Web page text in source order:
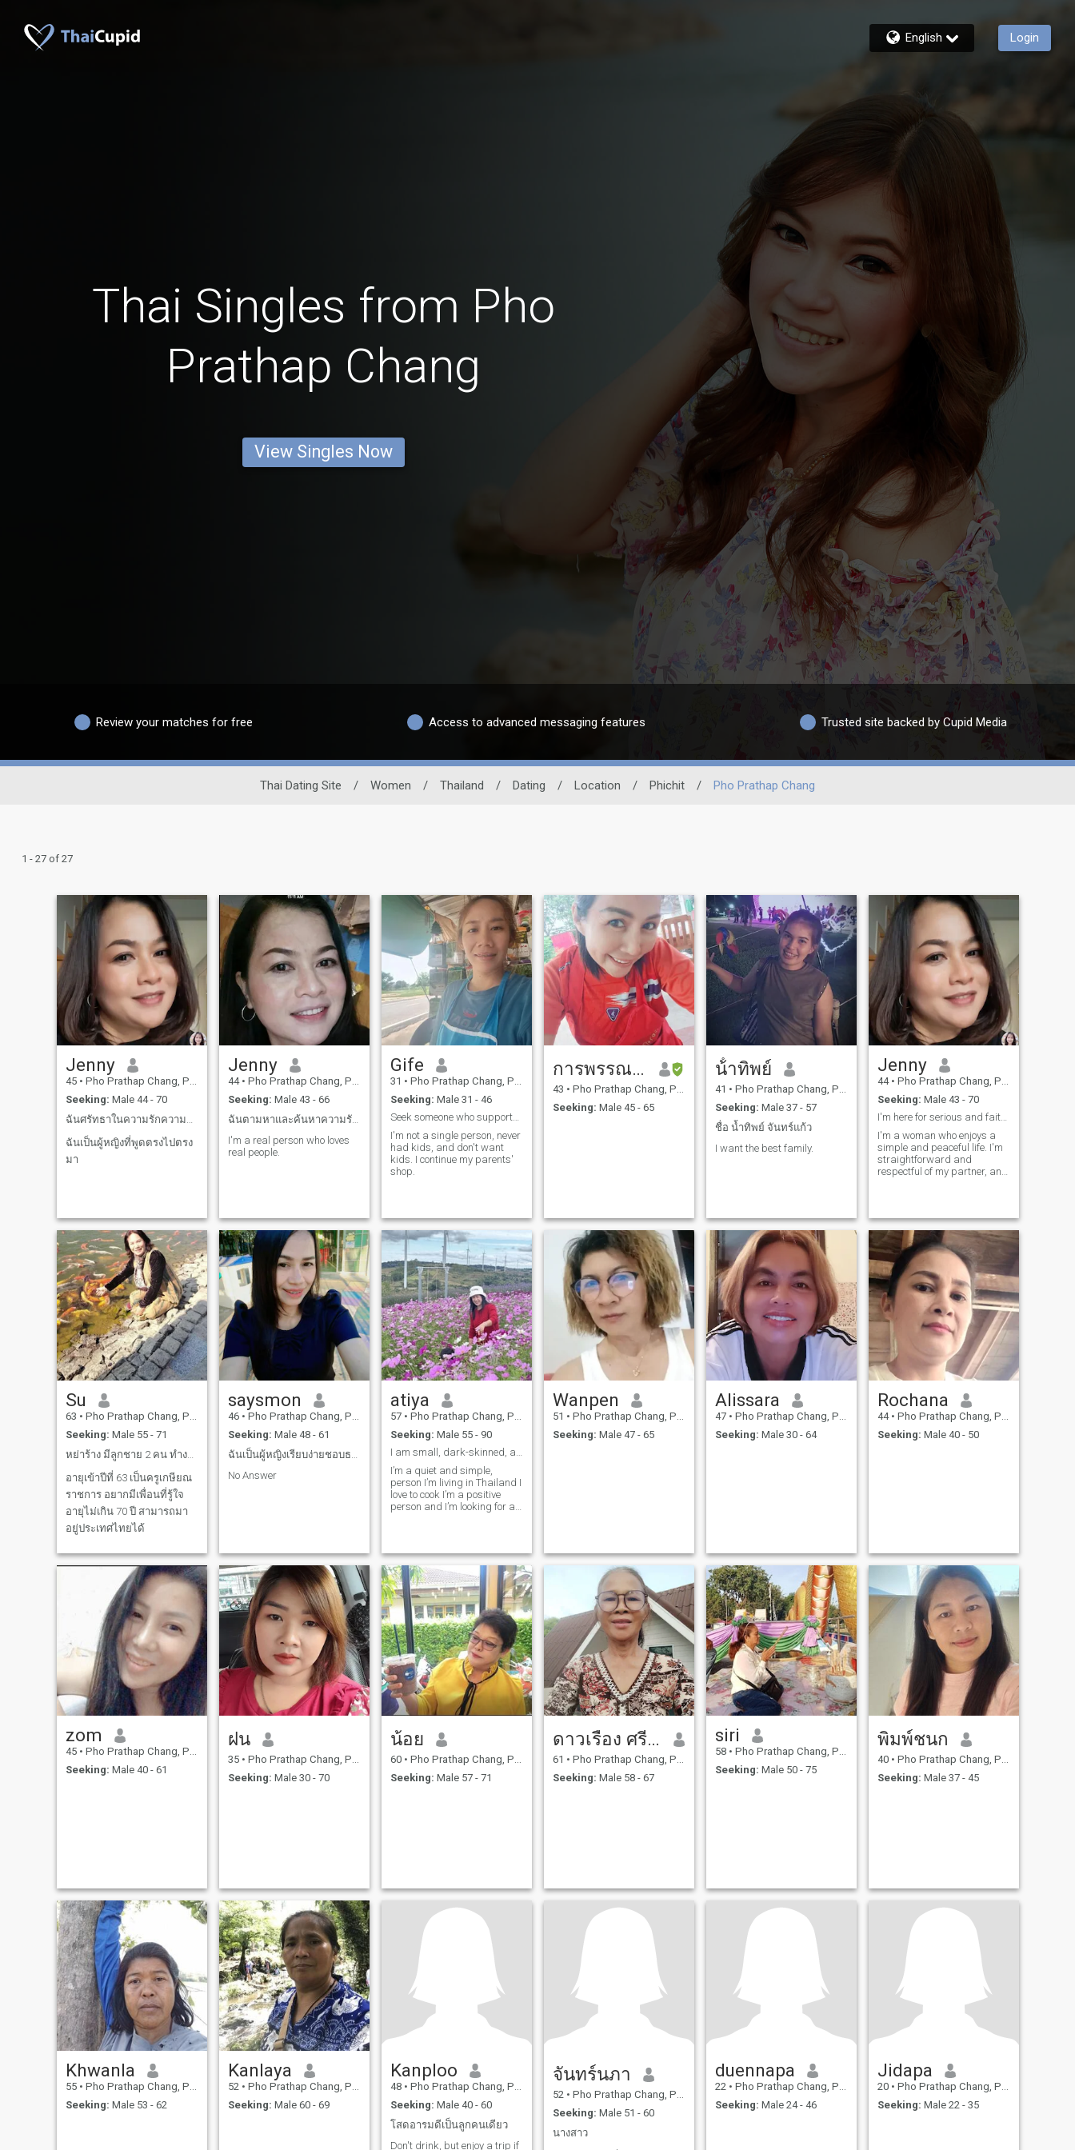
English Login
Thai Singles from Pho
Prathap Chang
View Singles Now
Review your matches for free Access to advanced messaging features Trusted site backed by Cupid Media
Thai Dating Site / Women / Thailand / Dating / Location / Phichit / Pho Prathap Chang
1 - 27 of 27
Jenny
45 • Pho Prathap Chang, Phichit, Thailand
Seeking: Male 44 - 70
ฉันศรัทธาในความรักความซื่อสัตย์
ฉันเป็นผู้หญิงที่พูดตรงไปตรง
มา
Jenny
44 • Pho Prathap Chang, Phichit, Thailand
Seeking: Male 43 - 66
ฉันตามหาและค้นหาความรักและความเข้าใจซึ่งกันและกัน
I'm a real person who loves
real people.
Gife
31 • Pho Prathap Chang, Phichit, Thailand
Seeking: Male 31 - 46
Seek someone who supports me to become better.
I'm not a single person, never
had kids, and don't want
kids. I continue my parents'
shop.
การพรรณนา
43 • Pho Prathap Chang, Phichit, Thailand
Seeking: Male 45 - 65
น้ําทิพย์
41 • Pho Prathap Chang, Phichit, Thailand
Seeking: Male 37 - 57
ชื่อ น้ำทิพย์ จันทร์แก้ว
I want the best family.
Jenny
44 • Pho Prathap Chang, Phichit, Thailand
Seeking: Male 43 - 70
I'm here for serious and faithful love.
I'm a woman who enjoys a
simple and peaceful life. I'm
straightforward and
respectful of my partner, and
everything to me. If you're this
kind of person, feel free to
say hello and get to know me
better.
Su
63 • Pho Prathap Chang, Phichit, Thailand
Seeking: Male 55 - 71
หย่าร้าง มีลูกชาย 2 คน ทำงานและมีครอบครัวหมดแล้ว
อายุเข้าปีที่ 63 เป็นครูเกษียณ
ราชการ อยากมีเพื่อนที่รู้ใจ
อายุไม่เกิน 70 ปี สามารถมา
อยู่ประเทศไทยได้
saysmon
46 • Pho Prathap Chang, Phichit, Thailand
Seeking: Male 48 - 61
ฉันเป็นผู้หญิงเรียบง่ายชอบธรรมชาติเฮฮาชอบธรรมชาติ
No Answer
atiya
57 • Pho Prathap Chang, Phichit, Thailand
Seeking: Male 55 - 90
I am small, dark-skinned, a farmer, look younger
I’m a quiet and simple,
person I’m living in Thailand I
love to cook I’m a positive
person and I’m looking for a
Wanpen
51 • Pho Prathap Chang, Phichit, Thailand
Seeking: Male 47 - 65
Alissara
47 • Pho Prathap Chang, Phichit, Thailand
Seeking: Male 30 - 64
Rochana
44 • Pho Prathap Chang, Phichit, Thailand
Seeking: Male 40 - 50
zom
45 • Pho Prathap Chang, Phichit, Thailand
Seeking: Male 40 - 61
ฝน
35 • Pho Prathap Chang, Phichit, Thailand
Seeking: Male 30 - 70
น้อย
60 • Pho Prathap Chang, Phichit, Thailand
Seeking: Male 57 - 71
ดาวเรือง​ ศรี​รักษ์​
61 • Pho Prathap Chang, Phichit, Thailand
Seeking: Male 58 - 67
siri
58 • Pho Prathap Chang, Phichit, Thailand
Seeking: Male 50 - 75
พิมพ์ชนก
40 • Pho Prathap Chang, Phichit, Thailand
Seeking: Male 37 - 45
Khwanla
55 • Pho Prathap Chang, Phichit, Thailand
Seeking: Male 53 - 62
Kanlaya
52 • Pho Prathap Chang, Phichit, Thailand
Seeking: Male 60 - 69
Kanploo
48 • Pho Prathap Chang, Phichit, Thailand
Seeking: Male 40 - 60
โสดอารมดีเป็นลูกคนเดียว
Don't drink, but enjoy a trip if
จันทร์นภา
52 • Pho Prathap Chang, Phichit, Thailand
Seeking: Male 51 - 60
นางสาว
duennapa
22 • Pho Prathap Chang, Phichit, Thailand
Seeking: Male 24 - 46
Jidapa
20 • Pho Prathap Chang, Phichit, Thailand
Seeking: Male 22 - 35